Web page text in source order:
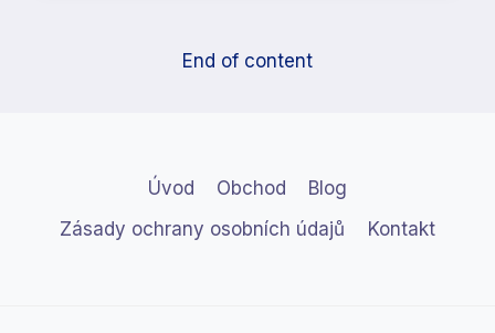
End of content
Úvod Obchod
Blog
Zásady ochrany osobních údajů
Kontakt